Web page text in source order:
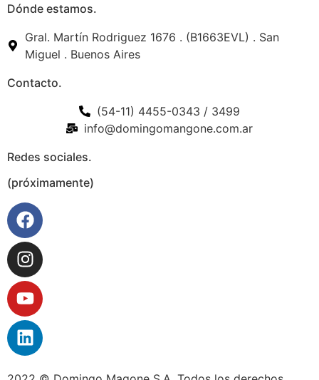
Dónde estamos.
Gral. Martín Rodriguez 1676 . (B1663EVL) . San
Miguel . Buenos Aires
Contacto.
(54-11) 4455-0343 / 3499
info@domingomangone.com.ar
Redes sociales.
(próximamente)